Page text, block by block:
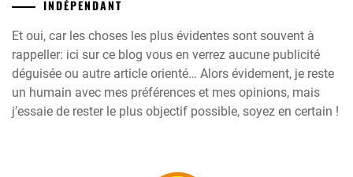
INDÉPENDANT
Et oui, car les choses les plus évidentes sont souvent à
rappeller: ici sur ce blog vous en verrez aucune publicité
déguisée ou autre article orienté… Alors évidement, je reste
un humain avec mes préférences et mes opinions, mais
j’essaie de rester le plus objectif possible, soyez en certain !